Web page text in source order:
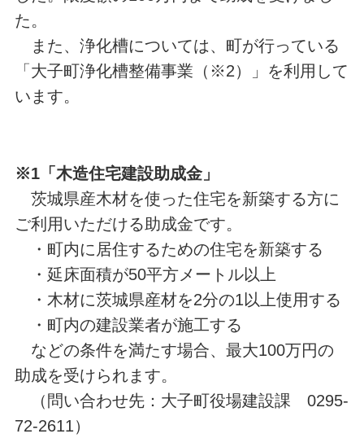
た。
また、浄化槽については、町が行っている
「大子町浄化槽整備事業（※2）」を利用して
います。
※1「木造住宅建設助成金」
茨城県産木材を使った住宅を新築する方に
ご利用いただける助成金です。
・町内に居住するための住宅を新築する
・延床面積が50平方メートル以上
・木材に茨城県産材を2分の1以上使用する
・町内の建設業者が施工する
などの条件を満たす場合、最大100万円の
助成を受けられます。
（問い合わせ先：大子町役場建設課 0295-
72-2611）